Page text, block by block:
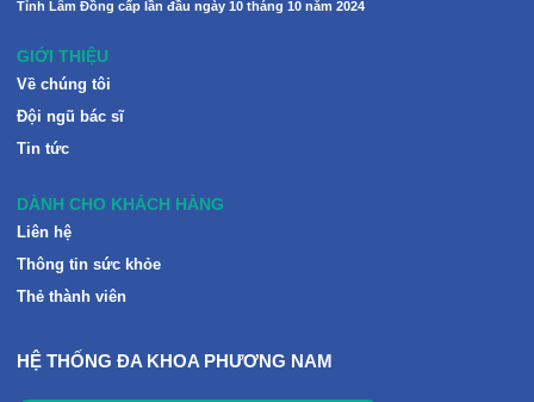
Tỉnh Lâm Đồng cấp lần đầu ngày 10 tháng 10 năm 2024
GIỚI THIỆU
Về chúng tôi
Đội ngũ bác sĩ
Tin tức
DÀNH CHO KHÁCH HÀNG
Liên hệ
Thông tin sức khỏe
Thẻ thành viên
HỆ THỐNG ĐA KHOA PHƯƠNG NAM